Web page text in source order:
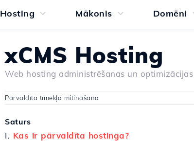
Hosting Mākonis Domēni
xCMS Hosting
Web hosting administrēšanas un
Pārvaldīta tīmekļa mitināšana
Saturs
I. Kas ir pārvaldīta hostinga?